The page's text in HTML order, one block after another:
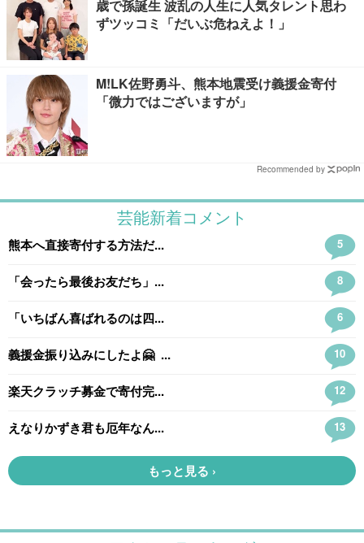
歳で孫誕生 波乱の人生に人気タレント思わ
ずツッコミ「だいぶ危ねえよ！」
M!LK佐野勇斗、熊本地震受け義援金寄付
「微力ではございますが」
Recommended by